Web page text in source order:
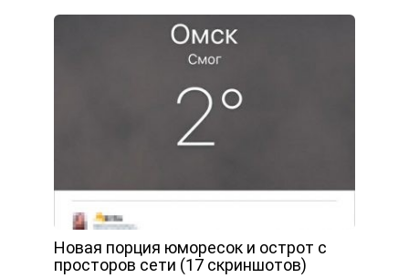
Новая порция юморесок и острот с
просторов сети (17 скриншотов)